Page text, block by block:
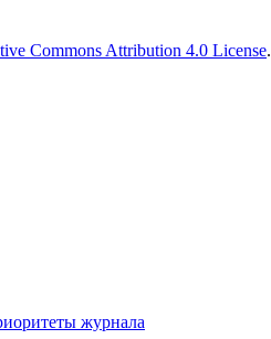
Commons Attribution 4.0 License.
журнала